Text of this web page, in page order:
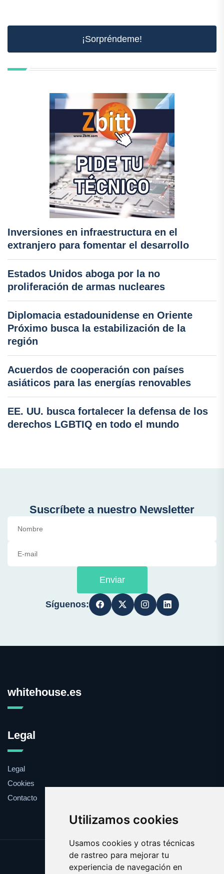
Utilizamos cookies
Usamos cookies y otras técnicas
de rastreo para mejorar tu
experiencia de navegación en
¡Sorpréndeme!
Inversiones en infraestructura en el
extranjero para fomentar el desarrollo
Estados Unidos aboga por la no
proliferación de armas nucleares
Diplomacia estadounidense en Oriente
Próximo busca la estabilización de la
región
Acuerdos de cooperación con países
asiáticos para las energías renovables
EE. UU. busca fortalecer la defensa de los
derechos LGBTIQ en todo el mundo
Suscríbete a nuestro Newsletter
Enviar
Síguenos:
whitehouse.es
Legal
Legal
Cookies
Contacto
Update cookies preferences